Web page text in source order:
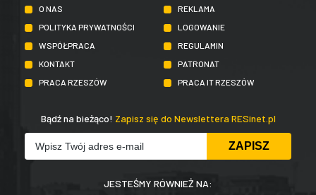
O NAS
REKLAMA
POLITYKA PRYWATNOŚCI
LOGOWANIE
WSPÓŁPRACA
REGULAMIN
KONTAKT
PATRONAT
PRACA RZESZÓW
PRACA IT RZESZÓW
Bądź na bieżąco! Zapisz się do Newslettera RESinet.pl
JESTEŚMY RÓWNIEŻ NA: